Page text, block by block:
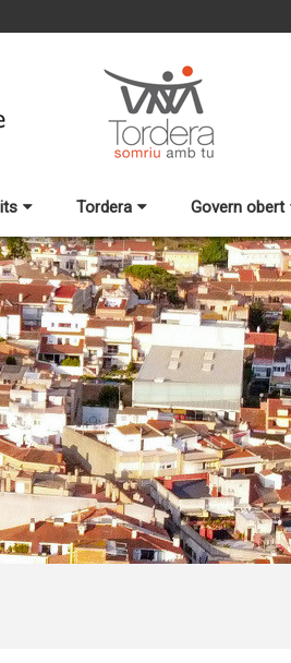
Tordera Govern obert